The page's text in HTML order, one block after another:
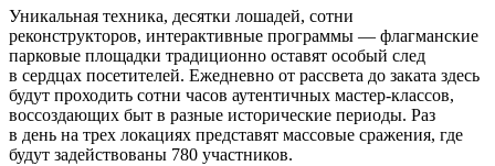
Уникальная техника, десятки лошадей, сотни
реконструкторов, интерактивные программы — флагманские
парковые площадки традиционно оставят особый след
в сердцах посетителей. Ежедневно от рассвета до заката здесь
будут проходить сотни часов аутентичных мастер-классов,
воссоздающих быт в разные исторические периоды. Раз
в день на трех локациях представят массовые сражения, где
будут задействованы 780 участников.